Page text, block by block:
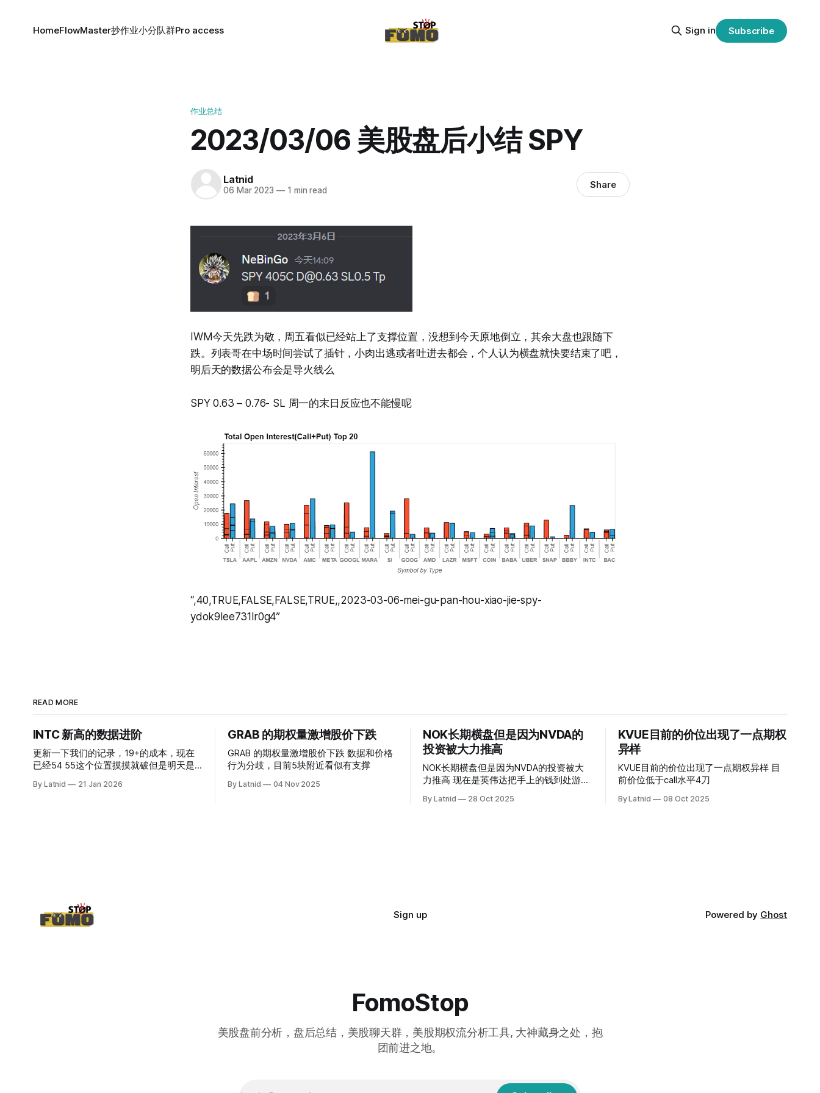
HomeFlowMaster抄作业小分队群Pro access Sign in Subscribe
作业总结
2023/03/06 美股盘后小结 SPY
Latnid
06 Mar 2023 —1 min read Share
IWM今天先跌为敬，周五看似已经站上了支撑位置，没想到今天原地倒立，其余大盘也跟随下
跌。列表哥在中场时间尝试了插针，小肉出逃或者吐进去都会，个人认为横盘就快要结束了吧，
明后天的数据公布会是导火线么
SPY 0.63 – 0.76- SL 周一的末日反应也不能慢呢
“,40,TRUE,FALSE,FALSE,TRUE,,2023-03-06-mei-gu-pan-hou-xiao-jie-spy-
ydok9lee731lr0g4”
READ MORE
INTC 新高的数据进阶
更新一下我们的记录，19+的成本，现在
已经54 55这个位置摸摸就破但是明天是
而应该谨慎，数据很明显偏向多头，47的
By Latnid 21 Jan 2026
GRAB 的期权量激增股价下跌
GRAB 的期权量激增股价下跌 数据和价格
行为分歧，目前5块附近看似有支撑
By Latnid 04 Nov 2025
NOK长期横盘但是因为NVDA的
投资被大力推高
NOK长期横盘但是因为NVDA的投资被大
力推高 现在是英伟达把手上的钱到处游走
By Latnid 28 Oct 2025
KVUE目前的价位出现了一点期权
异样
KVUE目前的价位出现了一点期权异样 目
前价位低于call水平4刀
By Latnid 08 Oct 2025
Sign up Powered by Ghost
FomoStop
美股盘前分析，盘后总结，美股聊天群，美股期权流分析工具, 大神藏身之处，抱
团前进之地。